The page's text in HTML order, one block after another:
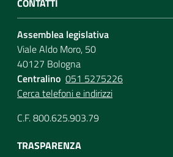
CONTATTI
Assemblea legislativa
Viale Aldo Moro, 50
40127 Bologna
Centralino 051 5275226
Cerca telefoni e indirizzi
C.F. 800.625.903.79
TRASPARENZA